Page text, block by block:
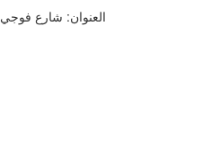
العنوان: شارع فوجي 678، مدينة شوغوانغ، مقاطعة شاندونغ